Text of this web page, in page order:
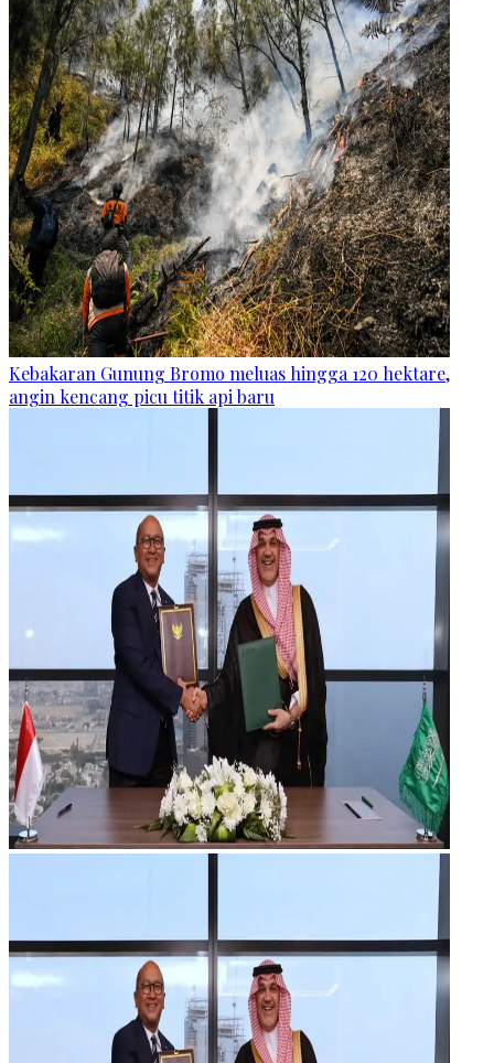
Kebakaran Gunung Bromo meluas hingga 120 hektare,
angin kencang picu titik api baru